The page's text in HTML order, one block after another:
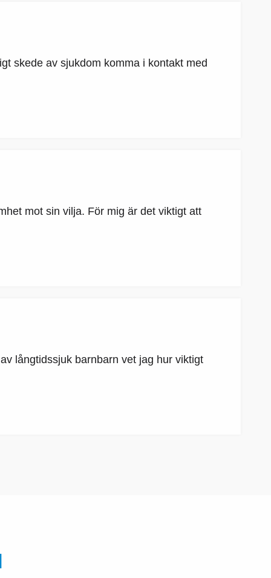
skede av sjukdom komma i kontakt med
mot sin vilja. För mig är det viktigt att
långtidssjuk barnbarn vet jag hur viktigt